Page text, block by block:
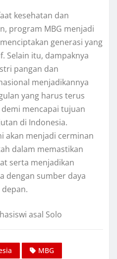
kesehatan dan
program MBG menjadi
generasi yang
Selain itu, dampaknya
pangan dan
menjadikannya
yang harus terus
mencapai tujuan
di Indonesia.
akan menjadi cerminan
dalam memastikan
serta menjadikan
dengan sumber daya
asal Solo
MBG